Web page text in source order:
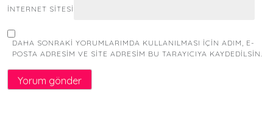
İNTERNET SITESI
DAHA SONRAKI YORUMLARIMDA KULLANILMASI IÇIN ADIM, E-
POSTA ADRESIM VE SITE ADRESIM BU TARAYICIYA KAYDEDILSIN.